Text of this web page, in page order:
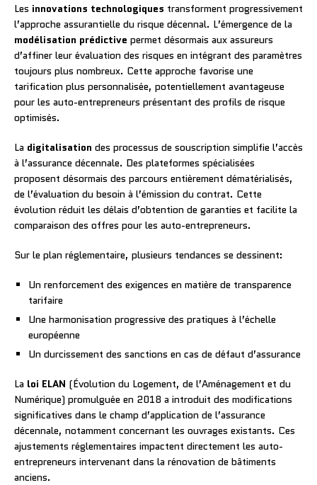
Les innovations technologiques transforment progressivement
l’approche assurantielle du risque décennal. L’émergence de la
modélisation prédictive permet désormais aux assureurs
d’affiner leur évaluation des risques en intégrant des paramètres
toujours plus nombreux. Cette approche favorise une
tarification plus personnalisée, potentiellement avantageuse
pour les auto-entrepreneurs présentant des profils de risque
optimisés.
La digitalisation des processus de souscription simplifie l’accès
à l’assurance décennale. Des plateformes spécialisées
proposent désormais des parcours entièrement dématérialisés,
de l’évaluation du besoin à l’émission du contrat. Cette
évolution réduit les délais d’obtention de garanties et facilite la
comparaison des offres pour les auto-entrepreneurs.
Sur le plan réglementaire, plusieurs tendances se dessinent:
Un renforcement des exigences en matière de transparence
tarifaire
Une harmonisation progressive des pratiques à l’échelle
européenne
Un durcissement des sanctions en cas de défaut d’assurance
La loi ELAN (Évolution du Logement, de l’Aménagement et du
Numérique) promulguée en 2018 a introduit des modifications
significatives dans le champ d’application de l’assurance
décennale, notamment concernant les ouvrages existants. Ces
ajustements réglementaires impactent directement les auto-
entrepreneurs intervenant dans la rénovation de bâtiments
anciens.